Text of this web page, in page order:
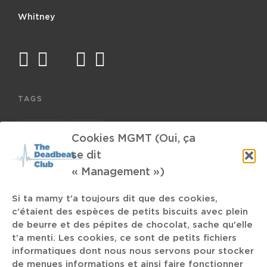
Cookies MGMT (Oui, ça
se dit
« Management »)
Si ta mamy t'a toujours dit que des cookies,
c'étaient des espèces de petits biscuits avec plein
de beurre et des pépites de chocolat, sache qu'elle
t'a menti. Les cookies, ce sont de petits fichiers
informatiques dont nous nous servons pour stocker
de menues informations et ainsi faire fonctionner
Whitney
facebook
twitter
mail instagram
TAGS
Choolers Division
Arlon Tove Lo Enfer sur terre Les Nuits
The K.
Sunno Homme maussade Puzzle Deltron 3030